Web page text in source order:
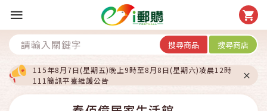
搜尋商品 搜尋商店
115年8月7日(星期五)晚上9時至8月8日(星期六)凌晨12時
111簡訊平臺維護公告